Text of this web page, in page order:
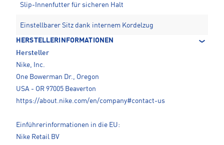
Slip-Innenfutter für sicheren Halt
Einstellbarer Sitz dank internem Kordelzug
HERSTELLERINFORMATIONEN
Hersteller
Nike, Inc.
One Bowerman Dr., Oregon
USA - OR 97005 Beaverton
https://about.nike.com/en/company#contact-us
Einführerinformationen in die EU:
Nike Retail BV